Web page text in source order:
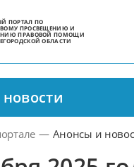
ПОРТАЛ ПО
ПРОСВЕЩЕНИЮ И
ПРАВОВОЙ ПОМОЩИ
ОБЛАСТИ
— Анонсы и